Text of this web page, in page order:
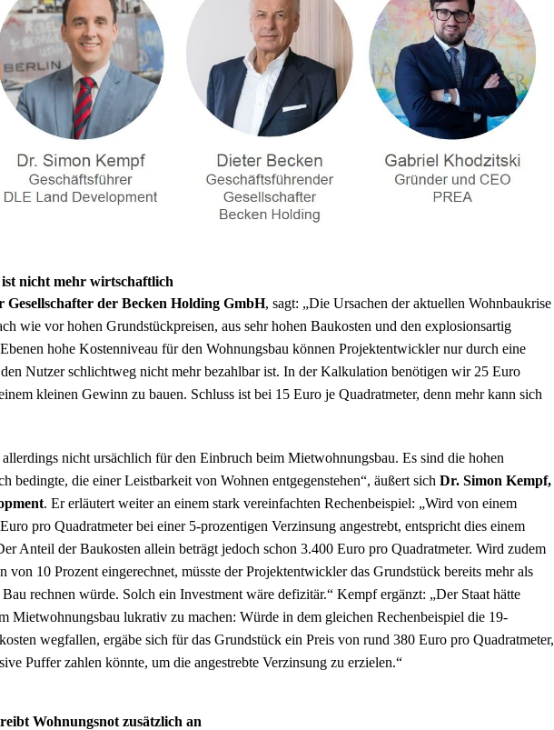
nicht mehr wirtschaftlich
Gesellschafter der Becken Holding GmbH, sagt: „Die Ursachen der aktuellen Wohnbaukrise
wie vor hohen Grundstückpreisen, aus sehr hohen Baukosten und den explosionsartig
hohe Kostenniveau für den Wohnungsbau können Projektentwickler nur durch eine
Nutzer schlichtweg nicht mehr bezahlbar ist. In der Kalkulation benötigen wir 25 Euro
kleinen Gewinn zu bauen. Schluss ist bei 15 Euro je Quadratmeter, denn mehr kann sich
nicht ursächlich für den Einbruch beim Mietwohnungsbau. Es sind die hohen
bedingte, die einer Leistbarkeit von Wohnen entgegenstehen“, äußert sich Dr. Simon Kempf,
. Er erläutert weiter an einem stark vereinfachten Rechenbeispiel: „Wird von einem
pro Quadratmeter bei einer 5-prozentigen Verzinsung angestrebt, entspricht dies einem
Anteil der Baukosten allein beträgt jedoch schon 3.400 Euro pro Quadratmeter. Wird zudem
von 10 Prozent eingerechnet, müsste der Projektentwickler das Grundstück bereits mehr als
rechnen würde. Solch ein Investment wäre defizitär.“ Kempf ergänzt: „Der Staat hätte
Mietwohnungsbau lukrativ zu machen: Würde in dem gleichen Rechenbeispiel die 19-
wegfallen, ergäbe sich für das Grundstück ein Preis von rund 380 Euro pro Quadratmeter,
Puffer zahlen könnte, um die angestrebte Verzinsung zu erzielen.“
Wohnungsnot zusätzlich an